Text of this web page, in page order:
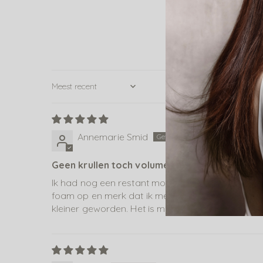
Sort by
Annemarie Smid
Geen krullen toch volume
Ik had nog een restant mousse staan in de
foam op en merk dat ik meer volume heb in mn
kleiner geworden. Het is me het wel waard.